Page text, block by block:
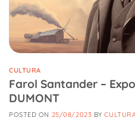
CULTURA
Farol Santander –
DUMONT
POSTED ON 25/08/2023 BY